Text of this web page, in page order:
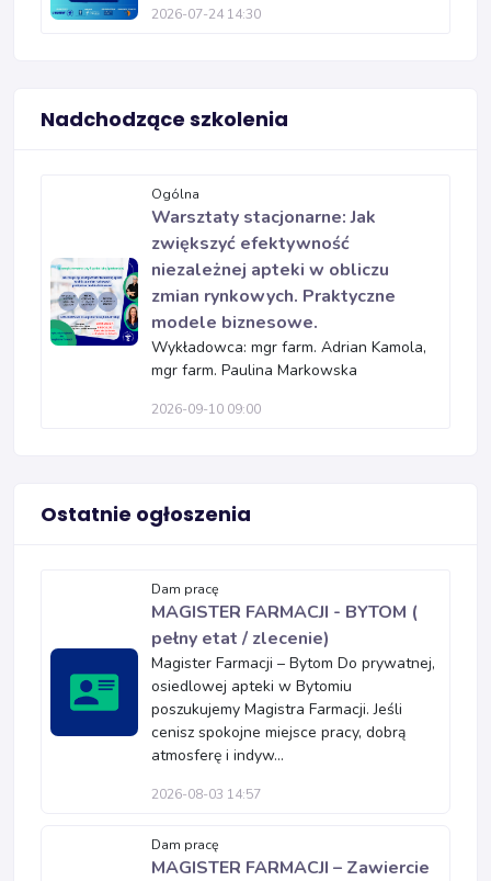
2026-07-24 14:30
Nadchodzące szkolenia
Ogólna
Warsztaty stacjonarne: Jak
zwiększyć efektywność
niezależnej apteki w obliczu
zmian rynkowych. Praktyczne
modele biznesowe.
Wykładowca: mgr farm. Adrian Kamola,
mgr farm. Paulina Markowska
2026-09-10 09:00
Ostatnie ogłoszenia
Dam pracę
MAGISTER FARMACJI - BYTOM (
pełny etat / zlecenie)
Magister Farmacji – Bytom Do prywatnej,
osiedlowej apteki w Bytomiu
poszukujemy Magistra Farmacji. Jeśli
cenisz spokojne miejsce pracy, dobrą
atmosferę i indyw...
2026-08-03 14:57
Dam pracę
MAGISTER FARMACJI – Zawiercie